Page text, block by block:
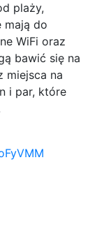
plaży,
mają do
WiFi oraz
bawić się na
miejsca na
i par, które